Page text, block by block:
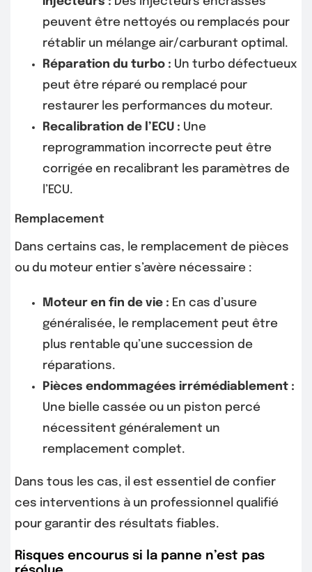
peuvent être nettoyés ou remplacés pour
rétablir un mélange air/carburant optimal.
Réparation du turbo : Un turbo défectueux
peut être réparé ou remplacé pour
restaurer les performances du moteur.
Recalibration de l’ECU : Une
reprogrammation incorrecte peut être
corrigée en recalibrant les paramètres de
l’ECU.
Remplacement
Dans certains cas, le remplacement de pièces
ou du moteur entier s’avère nécessaire :
Moteur en fin de vie : En cas d’usure
généralisée, le remplacement peut être
plus rentable qu’une succession de
réparations.
Pièces endommagées irrémédiablement :
Une bielle cassée ou un piston percé
nécessitent généralement un
remplacement complet.
Dans tous les cas, il est essentiel de confier
ces interventions à un professionnel qualifié
pour garantir des résultats fiables.
Risques encourus si la panne n’est pas